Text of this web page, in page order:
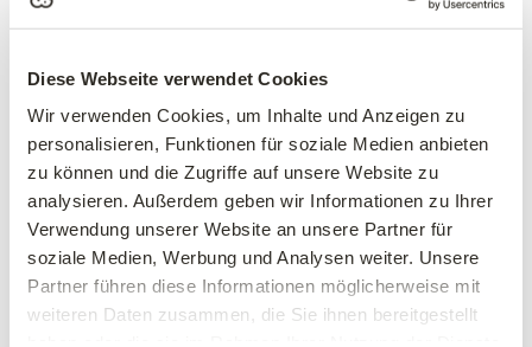
Diese Webseite verwendet Cookies
Wir verwenden Cookies, um Inhalte und Anzeigen zu
personalisieren, Funktionen für soziale Medien anbieten
zu können und die Zugriffe auf unsere Website zu
analysieren. Außerdem geben wir Informationen zu Ihrer
Verwendung unserer Website an unsere Partner für
soziale Medien, Werbung und Analysen weiter. Unsere
Partner führen diese Informationen möglicherweise mit
weiteren Daten zusammen, die Sie ihnen bereitgestellt
Nancy'
39,90 €
mehrere Varianten verfügbar!
'Konstantinopeler'
34,90 €
Busch
10 Liter Topf